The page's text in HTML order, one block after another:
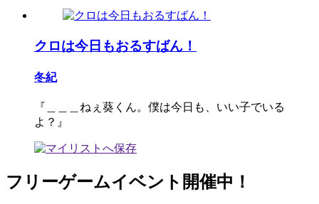
クロは今日もおるすばん！
冬紀
『＿＿＿ねぇ葵くん。僕は今日も、いい子でいる
よ？』
フリーゲームイベント開催中！